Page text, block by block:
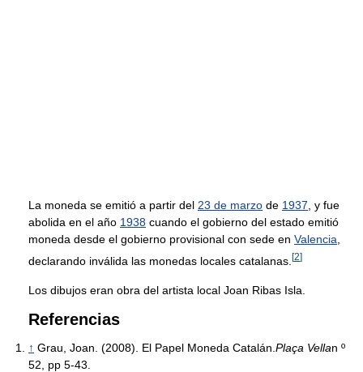
La moneda se emitió a partir del 23 de marzo de 1937 , y fue
abolida en el año 1938 cuando el gobierno del estado emitió
moneda desde el gobierno provisional con sede en Valencia
declarando inválida las monedas locales catalanas. [2]
Los dibujos eran obra del artista local Joan Ribas Isla.
Referencias
↑ Grau, Joan. (2008). El Papel Moneda Catalán. Plaça Vellan º
52, pp 5-43.